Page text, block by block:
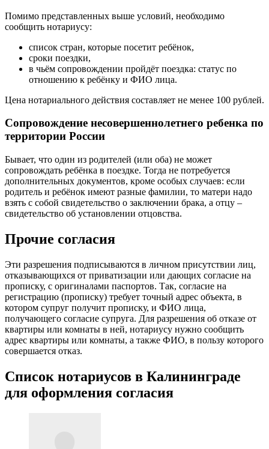
Помимо представленных выше условий, необходимо
сообщить нотариусу:
список стран, которые посетит ребёнок,
сроки поездки,
в чьём сопровождении пройдёт поездка: статус по
отношению к ребёнку и ФИО лица.
Цена нотариального действия составляет не менее 100 рублей.
Сопровождение несовершеннолетнего ребенка по
территории России
Бывает, что один из родителей (или оба) не может
сопровождать ребёнка в поездке. Тогда не потребуется
дополнительных документов, кроме особых случаев: если
родитель и ребёнок имеют разные фамилии, то матери надо
взять с собой свидетельство о заключении брака, а отцу –
свидетельство об установлении отцовства.
Прочие согласия
Эти разрешения подписываются в личном присутствии лиц,
отказывающихся от приватизации или дающих согласие на
прописку, с оригиналами паспортов. Так, согласие на
регистрацию (прописку) требует точный адрес объекта, в
котором супруг получит прописку, и ФИО лица,
получающего согласие супруга. Для разрешения об отказе от
квартиры или комнаты в ней, нотариусу нужно сообщить
адрес квартиры или комнаты, а также ФИО, в пользу которого
совершается отказ.
Список нотариусов в Калининграде
для оформления согласия